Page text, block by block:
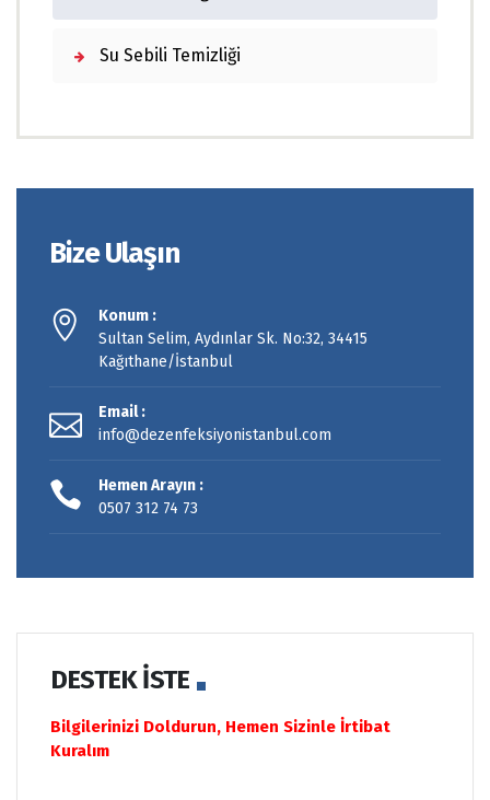
Su Sebili Temizliği
Bize Ulaşın
Konum :
Sultan Selim, Aydınlar Sk. No:32, 34415
Kağıthane/İstanbul
Email :
info@dezenfeksiyonistanbul.com
Hemen Arayın :
0507 312 74 73
DESTEK İSTE
Bilgilerinizi Doldurun, Hemen Sizinle İrtibat
Kuralım